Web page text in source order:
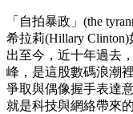
「自拍暴政」(the
希拉莉(Hillary
出至今，近十年過去
峰，是這股數碼浪潮
爭取與偶像握手表達
就是科技與網絡帶來